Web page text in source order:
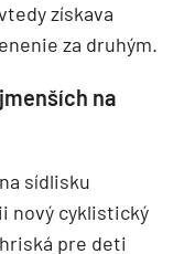
získava
za druhým.
na
sídlisku
nový cyklistický
pre deti